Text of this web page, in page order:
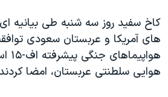
چهل سال گروگان‌گیری
قانون شفافیت دارائی کادر رهبری ایران
اعتراضات مردمی آبان ۹۸
کاخ سفید روز سه شنبه طی بیانیه
های آمریکا و عربستان سعودی
هوايی سلطنتی عربستان، امضا